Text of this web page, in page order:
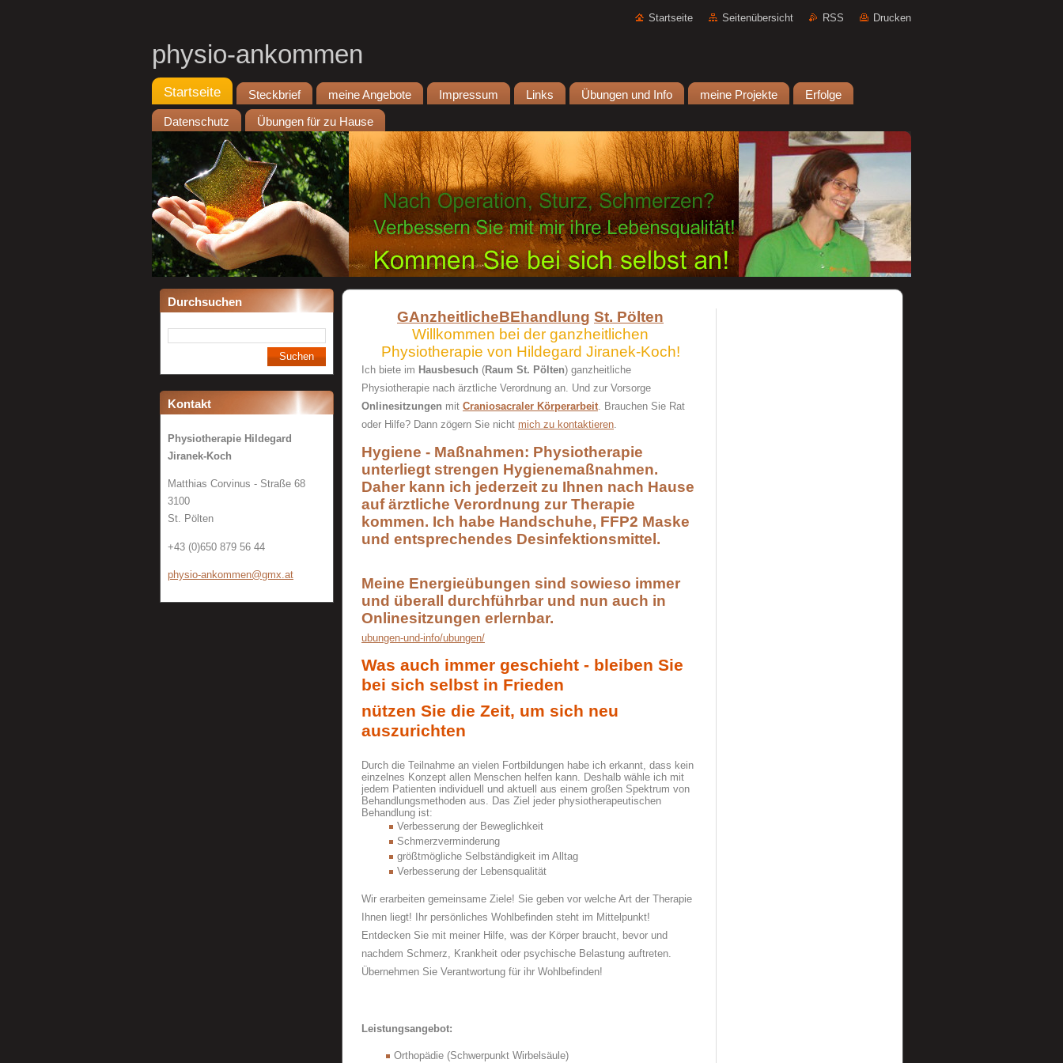
Startseite Seitenübersicht RSS Drucken
physio-ankommen
Startseite Steckbrief meine Angebote Impressum Links Übungen und Info meine Projekte Erfolge
Datenschutz Übungen für zu Hause
Durchsuchen
Kontakt
Physiotherapie Hildegard
Jiranek-Koch
Matthias Corvinus - Straße 68
3100
St. Pölten
+43 (0)650 879 56 44
physio-ankommen@gmx.at
GAnzheitlicheBE handlung St. Pölten
Willkommen bei der ganzheitlichen
Physiotherapie von Hildegard Jiranek-Koch!
Ich biete im Hausbesuch (Raum St. Pölten) ganzheitliche
Physiotherapie nach ärztliche Verordnung an. Und zur Vorsorge
Onlinesitzungen mit Craniosacraler Körperarbeit. Brauchen Sie Rat
oder Hilfe? Dann zögern Sie nicht mich zu kontaktieren.
Hygiene - Maßnahmen: Physiotherapie
unterliegt strengen Hygienemaßnahmen.
Daher kann ich jederzeit zu Ihnen nach Hause
auf ärztliche Verordnung zur Therapie
kommen. Ich habe Handschuhe, FFP2 Maske
und entsprechendes Desinfektionsmittel.
Meine Energieübungen sind sowieso immer
und überall durchführbar und nun auch in
Onlinesitzungen erlernbar.
ubungen-und-info/ubungen/
Was auch immer geschieht - bleiben Sie
bei sich selbst in Frieden
nützen Sie die Zeit, um sich neu
auszurichten
Durch die Teilnahme an vielen Fortbildungen habe ich erkannt, dass kein
einzelnes Konzept allen Menschen helfen kann. Deshalb wähle ich mit
jedem Patienten individuell und aktuell aus einem großen Spektrum von
Behandlungsmethoden aus. Das Ziel jeder physiotherapeutischen
Behandlung ist:
Verbesserung der Beweglichkeit
Schmerzverminderung
größtmögliche Selbständigkeit im Alltag
Verbesserung der Lebensqualität
Wir erarbeiten gemeinsame Ziele! Sie geben vor welche Art der Therapie
Ihnen liegt! Ihr persönliches Wohlbefinden steht im Mittelpunkt!
Entdecken Sie mit meiner Hilfe, was der Körper braucht, bevor und
nachdem Schmerz, Krankheit oder psychische Belastung auftreten.
Übernehmen Sie Verantwortung für ihr Wohlbefinden!
Leistungsangebot:
Orthopädie (Schwerpunkt Wirbelsäule)